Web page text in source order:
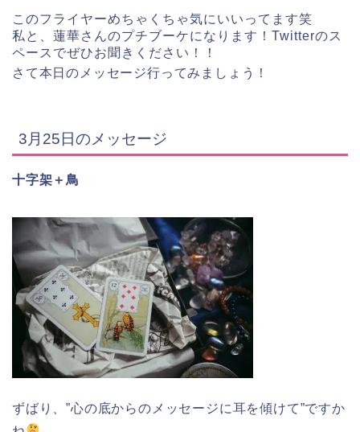
このフライヤーめちゃくちゃ気にいいってます笑
私と、蓮華さんのプチブーケになります！Twitterのス
ペースでぜひお聞きください！！
さて本日のメッセージ行ってみましょう！
3月25日のメッセージ
十字架＋鳥
ずばり、”心の底からのメッセージに耳を傾けて”ですか